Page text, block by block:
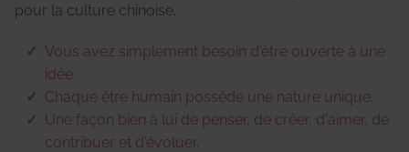
pour la culture chinoise.
Vous avez simplement besoin d'être ouverte à une
idée :
Chaque être humain possède une nature unique.
Une façon bien à lui de penser, de créer, d'aimer, de
contribuer et d'évoluer.